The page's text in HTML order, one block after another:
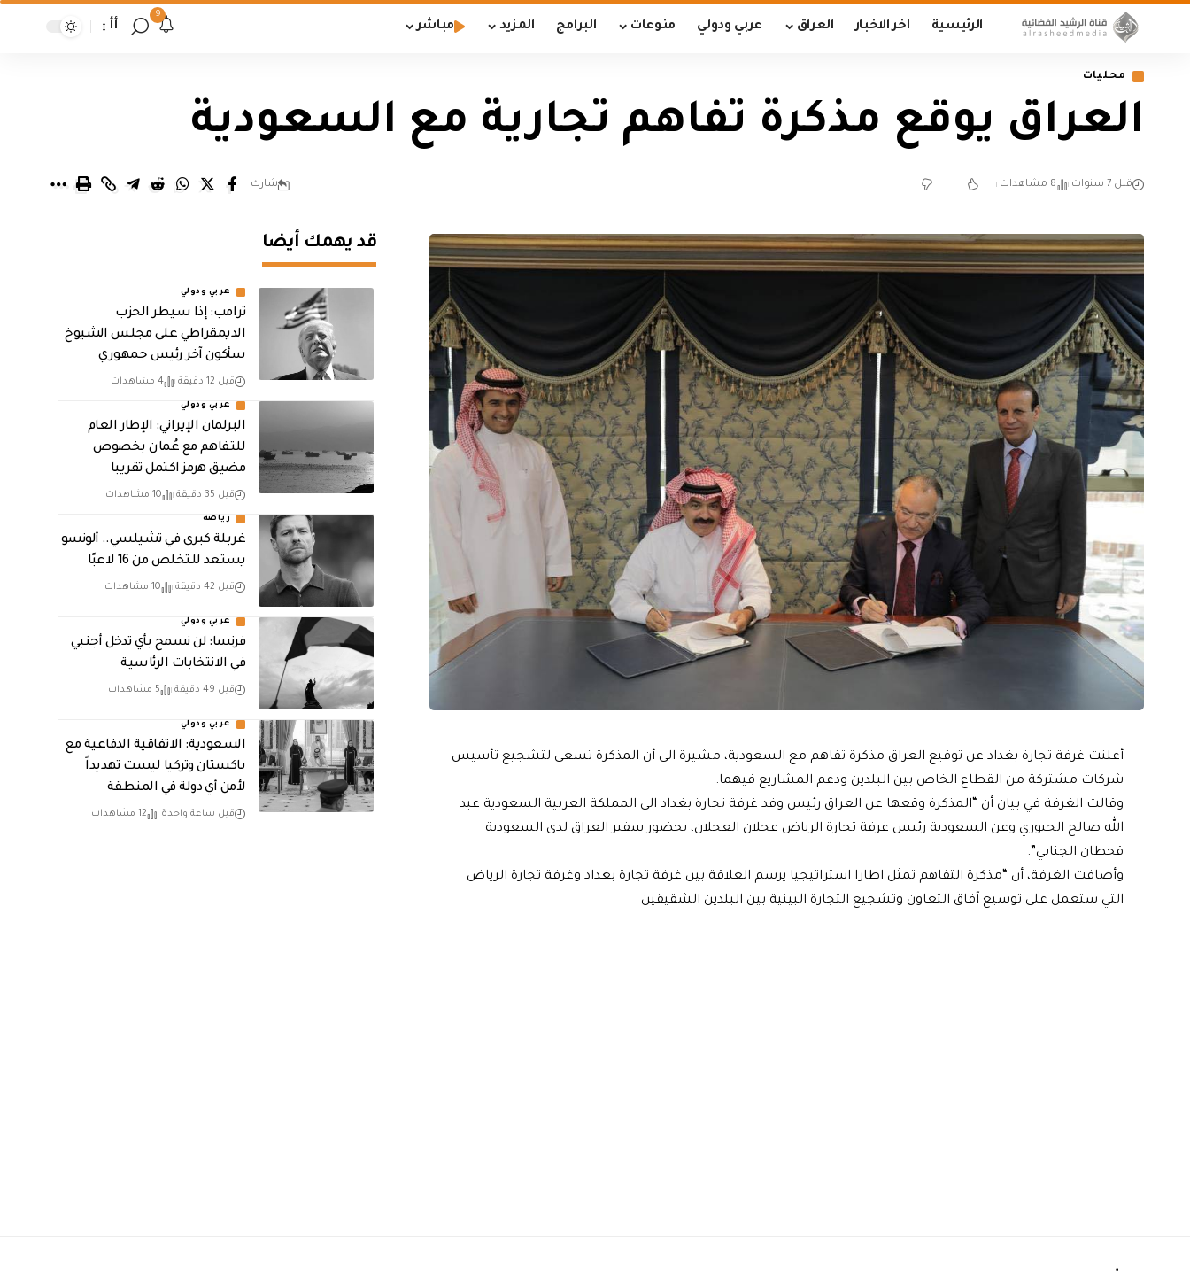
الرئيسية اخر الاخبار العراق عربي ودولي منوعات البرامج المزيد مباشر
9
أأ
محليات
العراق يوقع مذكرة تفاهم تجارية مع السعودية
قبل 7 سنوات 8 مشاهدات شارك
أعلنت غرفة تجارة بغداد عن توقيع العراق مذكرة تفاهم مع السعودية، مشيرة الى أن المذكرة تسعى لتشجيع تأسيس
شركات مشتركة من القطاع الخاص بين البلدين ودعم المشاريع فيهما.
وقالت الغرفة في بيان أن “المذكرة وقعها عن العراق رئيس وفد غرفة تجارة بغداد الى المملكة العربية السعودية عبد
الله صالح الجبوري وعن السعودية رئيس غرفة تجارة الرياض عجلان العجلان، بحضور سفير العراق لدى السعودية
قحطان الجنابي”.
وأضافت الغرفة، أن “مذكرة التفاهم تمثل اطارا استراتيجيا يرسم العلاقة بين غرفة تجارة بغداد وغرفة تجارة الرياض
التي ستعمل على توسيع آفاق التعاون وتشجيع التجارة البينية بين البلدين الشقيقين
قد يهمك أيضا
عربي ودولي
ترامب: إذا سيطر الحزب
الديمقراطي على مجلس الشيوخ
سأكون آخر رئيس جمهوري
قبل 12 دقيقة 4 مشاهدات
عربي ودولي
البرلمان الإيراني: الإطار العام
للتفاهم مع عُمان بخصوص
مضيق هرمز اكتمل تقريبا
قبل 35 دقيقة 10 مشاهدات
رياضة
غربلة كبرى في تشيلسي.. ألونسو
يستعد للتخلص من 16 لاعبًا
قبل 42 دقيقة 10 مشاهدات
عربي ودولي
فرنسا: لن نسمح بأي تدخل أجنبي
في الانتخابات الرئاسية
قبل 49 دقيقة 5 مشاهدات
عربي ودولي
السعودية: الاتفاقية الدفاعية مع
باكستان وتركيا ليست تهديداً
لأمن أي دولة في المنطقة
قبل ساعة واحدة 12 مشاهدات